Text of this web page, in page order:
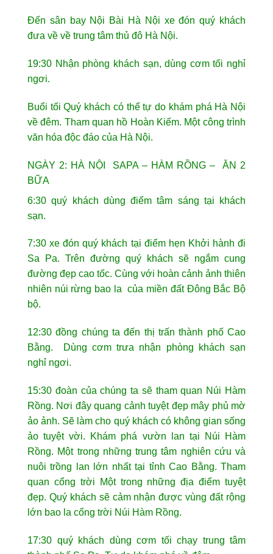
Đến sân bay Nội Bài Hà Nội xe đón quý khách
đưa về về trung tâm thủ đô Hà Nội.
19:30 Nhận phòng khách sạn, dùng cơm tối nghỉ
ngơi.
Buổi tối Quý khách có thể tự do khám phá Hà Nội
về đêm. Tham quan hồ Hoàn Kiếm. Một công trình
văn hóa độc đáo của Hà Nội.
NGÀY 2: HÀ NỘI SAPA – HÀM RỒNG – ĂN 2
BỮA
6:30 quý khách dùng điểm tâm sáng tại khách
sạn.
7:30 xe đón quý khách tại điểm hẹn Khởi hành đi
Sa Pa. Trên đường quý khách sẽ ngắm cung
đường đẹp cao tốc. Cùng với hoàn cảnh ảnh thiên
nhiên núi rừng bao la của miền đất Đông Bắc Bộ
bộ.
12:30 đồng chúng ta đến thị trấn thành phố Cao
Bằng. Dùng cơm trưa nhận phòng khách sạn
nghỉ ngơi.
15:30 đoàn của chúng ta sẽ tham quan Núi Hàm
Rồng. Nơi đây quang cảnh tuyệt đẹp mây phủ mờ
ảo ảnh. Sẽ làm cho quý khách có không gian sống
ảo tuyệt vời. Khám phá vườn lan tại Núi Hàm
Rồng. Một trong những trung tâm nghiên cứu và
nuôi trồng lan lớn nhất tại tỉnh Cao Bằng. Tham
quan cổng trời Một trong những địa điểm tuyệt
đẹp. Quý khách sẽ cảm nhận được vùng đất rộng
lớn bao la cổng trời Núi Hàm Rồng.
17:30 quý khách dùng cơm tối chạy trung tâm